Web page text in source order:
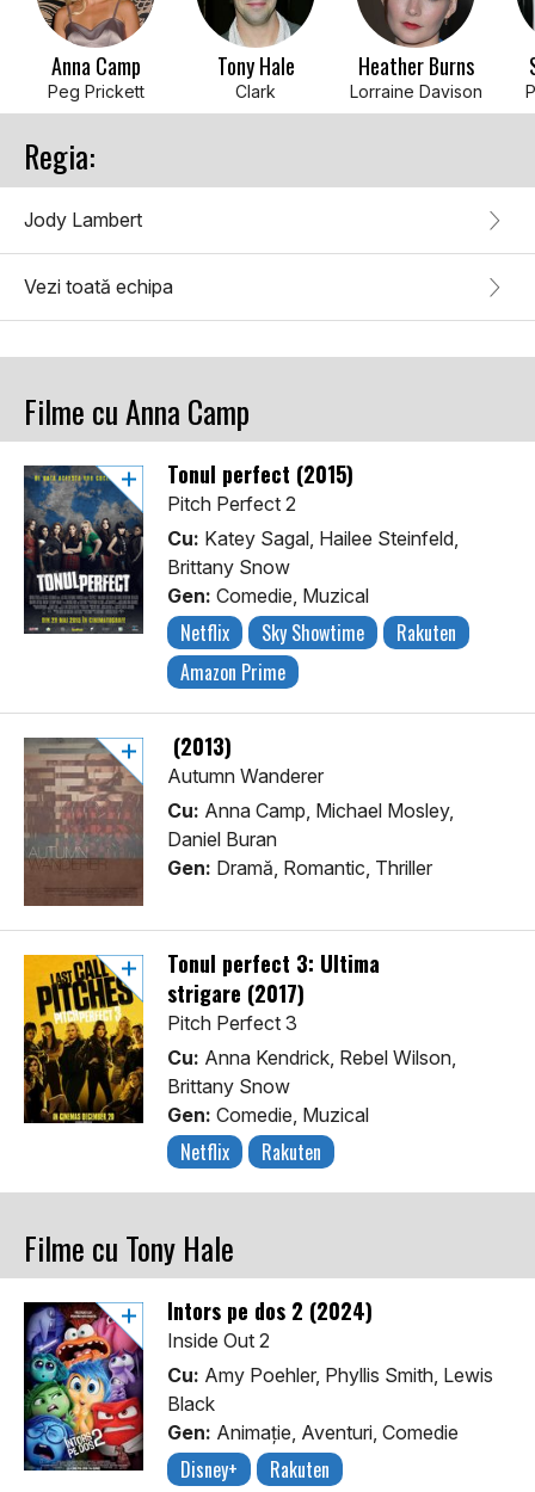
Anna Camp
Peg Prickett
Tony Hale
Clark
Heather Burns
Lorraine Davison
Regia:
Jody Lambert
Vezi toată echipa
Filme cu Anna Camp
Tonul perfect (2015)
Pitch Perfect 2
Cu: Katey Sagal, Hailee Steinfeld,
Brittany Snow
Gen: Comedie, Muzical
Netflix Sky Showtime
Rakuten
Amazon Prime
(2013)
Autumn Wanderer
Cu: Anna Camp, Michael Mosley,
Daniel Buran
Gen: Dramă, Romantic, Thriller
Tonul perfect 3: Ultima
strigare (2017)
Pitch Perfect 3
Cu: Anna Kendrick, Rebel Wilson,
Brittany Snow
Gen: Comedie, Muzical
Netflix Rakuten
Filme cu Tony Hale
Întors pe dos 2 (2024)
Inside Out 2
Cu: Amy Poehler, Phyllis Smith, Lewis
Black
Gen: Animaţie, Aventuri, Comedie
Disney+ Rakuten